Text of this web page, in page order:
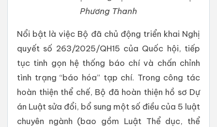
Phương Thanh
Nổi bật là việc Bộ đã chủ động triển khai Nghị
quyết số 263/2025/QH15 của Quốc hội, tiếp
tục tinh gọn hệ thống báo chí và chấn chỉnh
tình trạng “báo hóa” tạp chí. Trong công tác
hoàn thiện thể chế, Bộ đã hoàn thiện hồ sơ Dự
án Luật sửa đổi, bổ sung một số điều của 5 luật
chuyên ngành (bao gồm Luật Thể dục, thể